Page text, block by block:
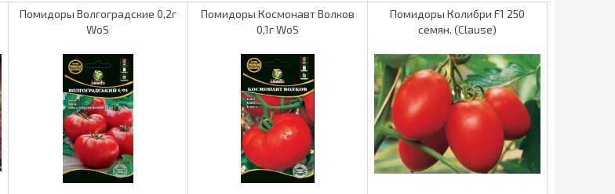
Помидоры Волгоградские 0,2г
WoS
Помидоры Космонавт Волков
0,1г WoS
Помидоры Колибри F1 250
семян. (Clause)